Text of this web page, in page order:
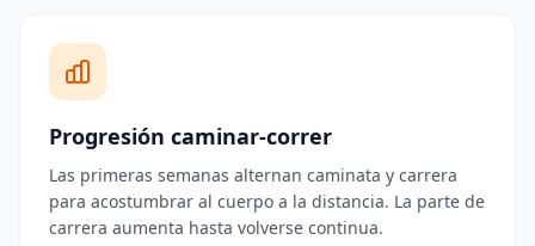
Progresión caminar-correr
Las primeras semanas alternan caminata y carrera
para acostumbrar al cuerpo a la distancia. La parte de
carrera aumenta hasta volverse continua.